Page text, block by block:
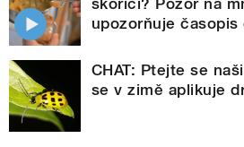
upozorňuje časopis
CHAT: Ptejte se
se v zimě aplikuje